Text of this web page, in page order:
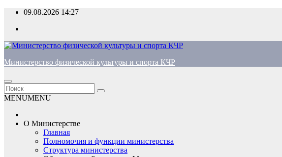
Перейти
содержимому
09.08.2026 14:27
Министерство физической культуры и спорта КЧР
MENUMENU
О Министерстве
Главная
Полномочия и функции министерства
Структура министерства